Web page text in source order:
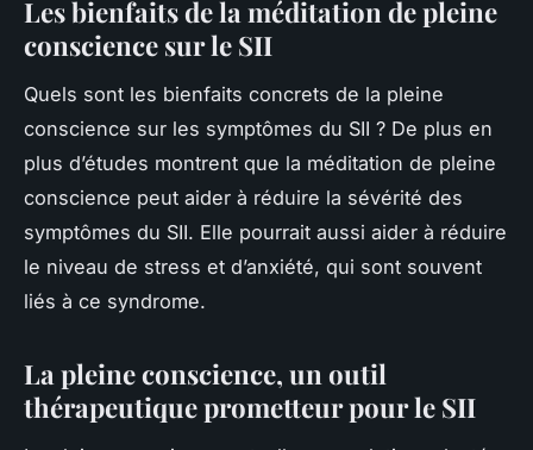
Les bienfaits de la méditation de pleine
conscience sur le SII
Quels sont les bienfaits concrets de la pleine
conscience sur les symptômes du SII ? De plus en
plus d’études montrent que la méditation de pleine
conscience peut aider à réduire la sévérité des
symptômes du SII. Elle pourrait aussi aider à réduire
le niveau de stress et d’anxiété, qui sont souvent
liés à ce syndrome.
La pleine conscience, un outil
thérapeutique prometteur pour le SII